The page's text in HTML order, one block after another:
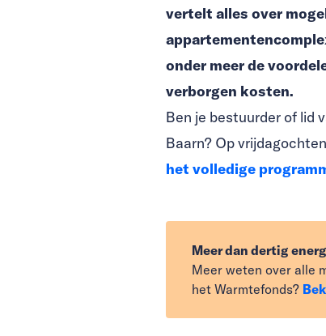
vertelt alles over
onder meer de
verborgen kosten.
Ben je bestuurder of lid
Baarn? Op
het volledige
Meer dan dertig
Meer weten over alle
het Warmtefonds?